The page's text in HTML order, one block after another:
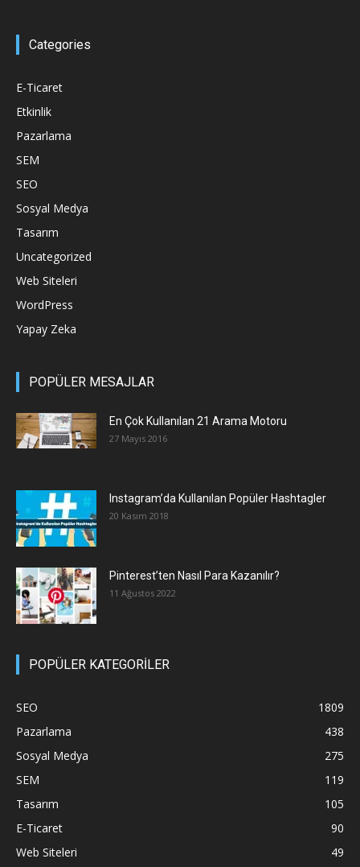
Categories
E-Ticaret
Etkinlik
Pazarlama
SEM
SEO
Sosyal Medya
Tasarım
Uncategorized
Web Siteleri
WordPress
Yapay Zeka
POPÜLER MESAJLAR
En Çok Kullanılan 21 Arama Motoru
27 Mayıs 2016
Instagram’da Kullanılan Popüler Hashtagler
20 Kasım 2018
Pinterest’ten Nasıl Para Kazanılır?
11 Ağustos 2022
POPÜLER KATEGORİLER
SEO
1809
Pazarlama
438
Sosyal Medya
275
SEM
119
Tasarım
105
E-Ticaret
90
Web Siteleri
49